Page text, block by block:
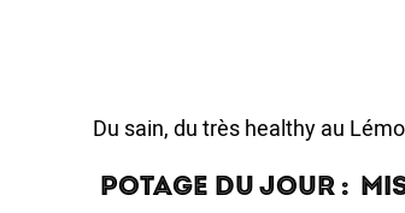
Du sain, du très healthy au
POTAGE DU JOUR :